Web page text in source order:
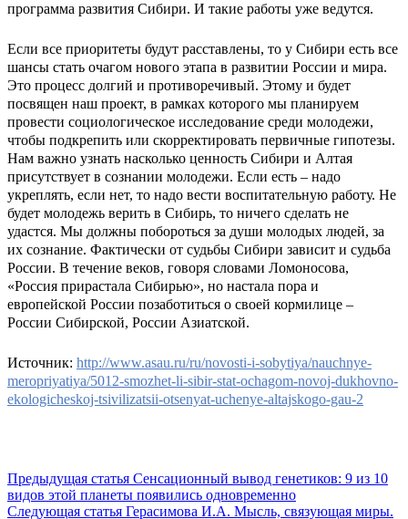
программа развития Сибири. И такие работы уже ведутся.
Если все приоритеты будут расставлены, то у Сибири есть все
шансы стать очагом нового этапа в развитии России и мира.
Это процесс долгий и противоречивый. Этому и будет
посвящен наш проект, в рамках которого мы планируем
провести социологическое исследование среди молодежи,
чтобы подкрепить или скорректировать первичные гипотезы.
Нам важно узнать насколько ценность Сибири и Алтая
присутствует в сознании молодежи. Если есть – надо
укреплять, если нет, то надо вести воспитательную работу. Не
будет молодежь верить в Сибирь, то ничего сделать не
удастся. Мы должны побороться за души молодых людей, за
их сознание. Фактически от судьбы Сибири зависит и судьба
России. В течение веков, говоря словами Ломоносова,
«Россия прирастала Сибирью», но настала пора и
европейской России позаботиться о своей кормилице –
России Сибирской, России Азиатской.
Источник: http://www.asau.ru/ru/novosti-i-sobytiya/nauchnye-
meropriyatiya/5012-smozhet-li-sibir-stat-ochagom-novoj-dukhovno-
ekologicheskoj-tsivilizatsii-otsenyat-uchenye-altajskogo-gau-2
Предыдущая статья Сенсационный вывод генетиков: 9 из 10
видов этой планеты появились одновременно
Следующая статья Герасимова И.А. Мысль, связующая миры.